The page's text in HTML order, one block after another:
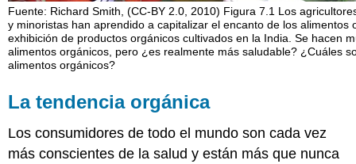
Salud
y
Alimentos
Orgánicos
Estudio
caso:
Orgánico
Tema
Fuente: Richard Smith, (CC-BY 2.0, 2010) Figura 7.1 Los
y minoristas han aprendido a capitalizar el encanto de los
exhibición de productos orgánicos cultivados en la India. Se hacen
alimentos orgánicos, pero ¿es realmente más saludable? ¿Cuáles
alimentos orgánicos?
La tendencia orgánica
Los consumidores de todo el mundo son cada vez
más conscientes de la salud y están más que nunca